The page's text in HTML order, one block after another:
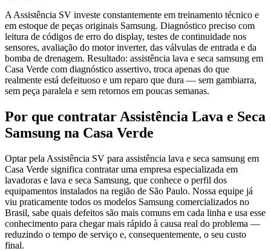
A Assistência SV investe constantemente em treinamento técnico e
em estoque de peças originais Samsung. Diagnóstico preciso com
leitura de códigos de erro do display, testes de continuidade nos
sensores, avaliação do motor inverter, das válvulas de entrada e da
bomba de drenagem. Resultado: assistência lava e seca samsung em
Casa Verde com diagnóstico assertivo, troca apenas do que
realmente está defeituoso e um reparo que dura — sem gambiarra,
sem peça paralela e sem retornos em poucas semanas.
Por que contratar Assistência Lava e Seca
Samsung na Casa Verde
Optar pela Assistência SV para assistência lava e seca samsung em
Casa Verde significa contratar uma empresa especializada em
lavadoras e lava e seca Samsung, que conhece o perfil dos
equipamentos instalados na região de São Paulo. Nossa equipe já
viu praticamente todos os modelos Samsung comercializados no
Brasil, sabe quais defeitos são mais comuns em cada linha e usa esse
conhecimento para chegar mais rápido à causa real do problema —
reduzindo o tempo de serviço e, consequentemente, o seu custo
final.